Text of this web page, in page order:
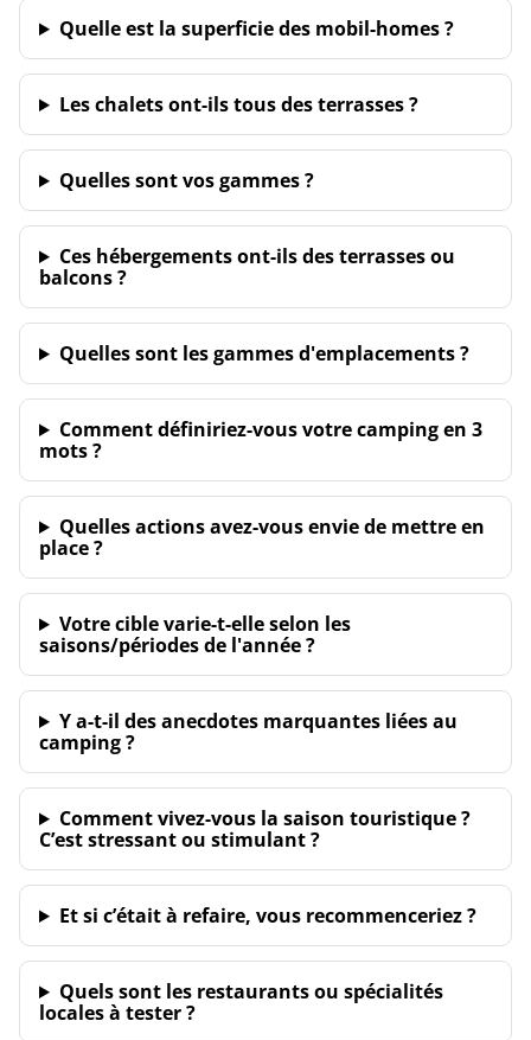
Quelle est la superficie des mobil-homes ?
Les chalets ont-ils tous des terrasses ?
Quelles sont vos gammes ?
Ces hébergements ont-ils des terrasses ou
balcons ?
Quelles sont les gammes d'emplacements ?
Comment définiriez-vous votre camping en 3
mots ?
Quelles actions avez-vous envie de mettre en
place ?
Votre cible varie-t-elle selon les
saisons/périodes de l'année ?
Y a-t-il des anecdotes marquantes liées au
camping ?
Comment vivez-vous la saison touristique ?
C’est stressant ou stimulant ?
Et si c’était à refaire, vous recommenceriez ?
Quels sont les restaurants ou spécialités
locales à tester ?